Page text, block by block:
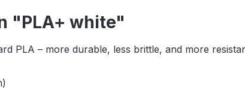
"PLA+ white"
PLA – more durable, less brittle, and more